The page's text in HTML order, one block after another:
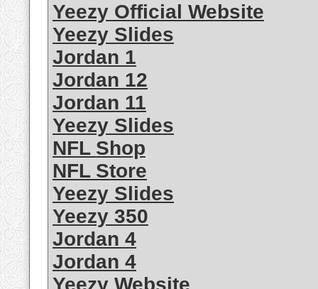
Yeezy Official Website
Yeezy Slides
Jordan 1
Jordan 12
Jordan 11
Yeezy Slides
NFL Shop
NFL Store
Yeezy Slides
Yeezy 350
Jordan 4
Jordan 4